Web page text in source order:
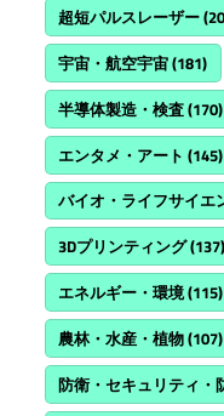
超短パルスレーザー
宇宙・航空宇宙(181)
半導体製造・検査(170)
エンタメ・アート (145)
バイオ・ライフサイエ
3Dプリンティング(137)
エネルギー・環境(115)
農林・水産・植物(107)
防衛・セキュリティ・